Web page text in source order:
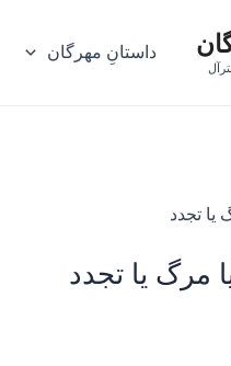
داستانِ مهرگان
یا تجدد
مرگ یا تجدد